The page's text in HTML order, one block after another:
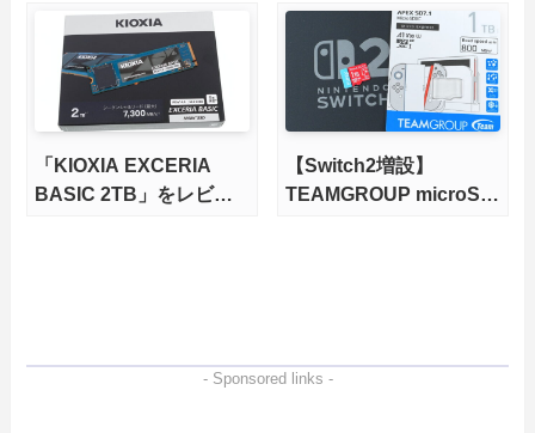
的アップグレードの素体
にもなるBTO筐体を完全
「KIOXIA EXCERIA
BASIC 2TB」をレビュ
【Switch2増設】
TEAMGROUP microSD
- Sponsored links -